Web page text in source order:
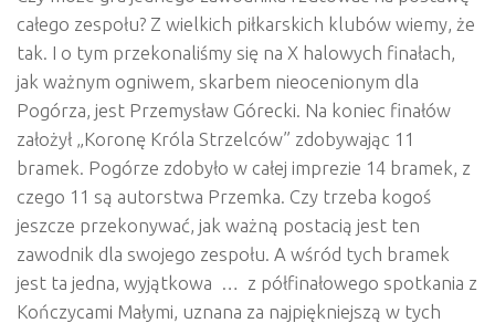
całego zespołu? Z wielkich piłkarskich klubów wiemy, że
tak. I o tym przekonaliśmy się na X halowych finałach,
jak ważnym ogniwem, skarbem nieocenionym dla
Pogórza, jest Przemysław Górecki. Na koniec finałów
założył „Koronę Króla Strzelców” zdobywając 11
bramek. Pogórze zdobyło w całej imprezie 14 bramek, z
czego 11 są autorstwa Przemka. Czy trzeba kogoś
jeszcze przekonywać, jak ważną postacią jest ten
zawodnik dla swojego zespołu. A wśród tych bramek
jest ta jedna, wyjątkowa … z półfinałowego spotkania z
Kończycami Małymi, uznana za najpiękniejszą w tych